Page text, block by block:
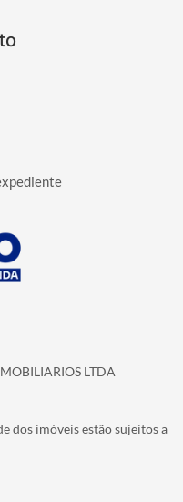
LTDA
dos imóveis estão sujeitos a